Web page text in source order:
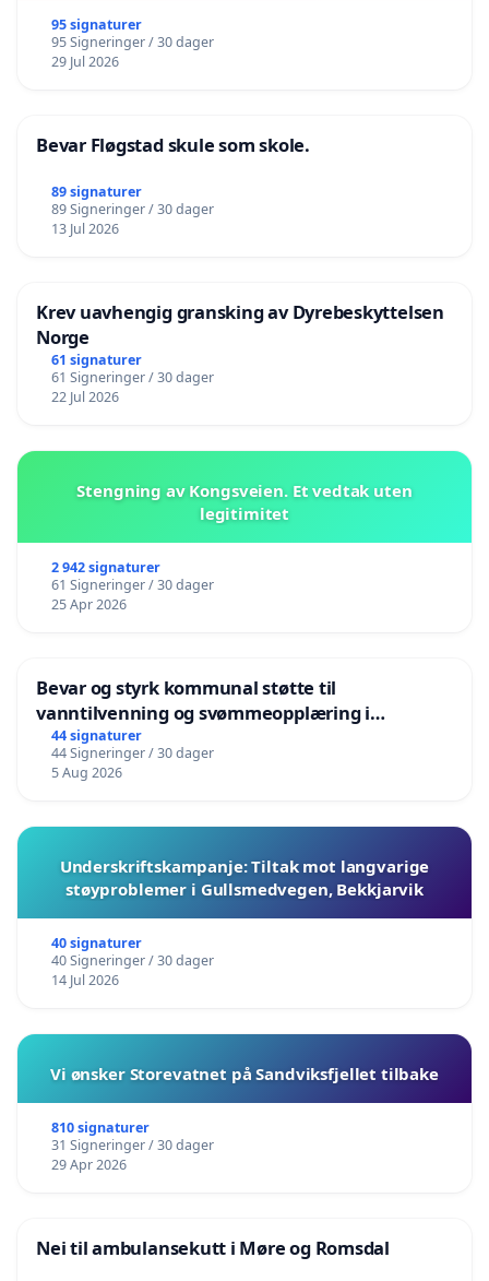
95 signaturer
95 Signeringer / 30 dager
29 Jul 2026
Bevar Fløgstad skule som skole.
89 signaturer
89 Signeringer / 30 dager
13 Jul 2026
Krev uavhengig gransking av Dyrebeskyttelsen
Norge
61 signaturer
61 Signeringer / 30 dager
22 Jul 2026
Stengning av Kongsveien. Et vedtak uten
legitimitet
2 942 signaturer
61 Signeringer / 30 dager
25 Apr 2026
Bevar og styrk kommunal støtte til
vanntilvenning og svømmeopplæring i
barnehagene i Haugesund
44 signaturer
44 Signeringer / 30 dager
5 Aug 2026
Underskriftskampanje: Tiltak mot langvarige
støyproblemer i Gullsmedvegen, Bekkjarvik
40 signaturer
40 Signeringer / 30 dager
14 Jul 2026
Vi ønsker Storevatnet på Sandviksfjellet tilbake
810 signaturer
31 Signeringer / 30 dager
29 Apr 2026
Nei til ambulansekutt i Møre og Romsdal